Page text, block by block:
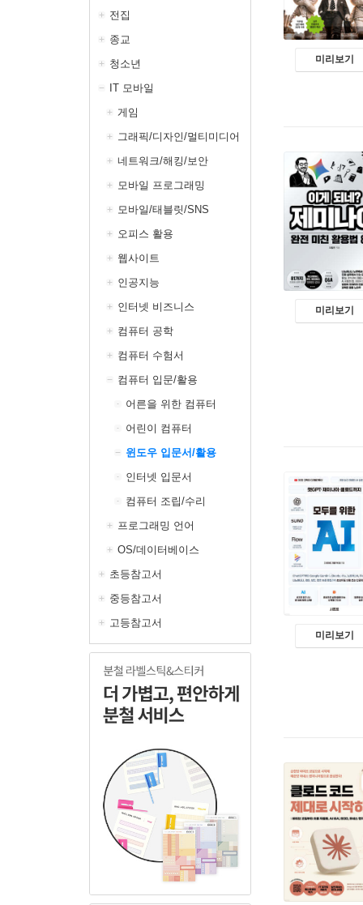
전집
종교
청소년
IT 모바일
게임
그래픽/디자인/멀티미디어
네트워크/해킹/보안
모바일 프로그래밍
모바일/태블릿/SNS
오피스 활용
웹사이트
인공지능
인터넷 비즈니스
컴퓨터 공학
컴퓨터 수험서
컴퓨터 입문/활용
어른을 위한 컴퓨터
어린이 컴퓨터
윈도우 입문서/활용
인터넷 입문서
컴퓨터 조립/수리
프로그래밍 언어
OS/데이터베이스
초등참고서
중등참고서
고등참고서
미리보기
미리보기
미리보기